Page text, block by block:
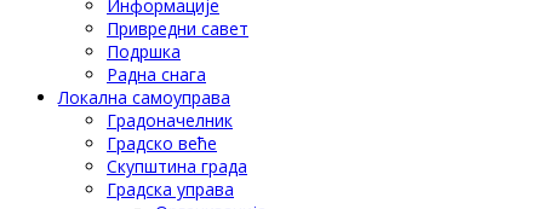
Информације
Привредни савет
Подршка
Радна снага
Локална самоуправа
Градоначелник
Градско веће
Скупштина града
Градска управа